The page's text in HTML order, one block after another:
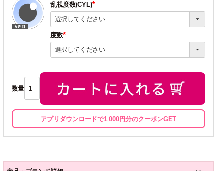
乱視度数(CYL)
(必
須)
度数
(必
須)
数量
アプリダウンロードで1,000円分のクーポンGET